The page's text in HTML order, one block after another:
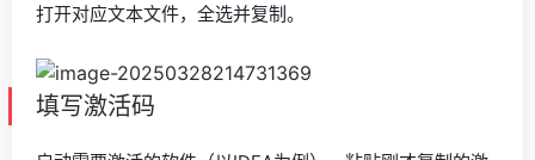
打开对应文本文件，全选并复制。
填写激活码